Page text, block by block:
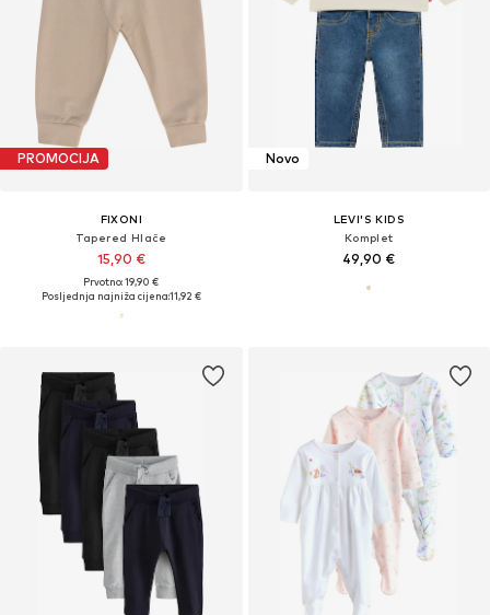
PROMOCIJA
FIXONI
Tapered Hlače
15,90 €
Prvotno: 19,90 €
Posljednja najniža cijena:11,92 €
Novo
LEVI'S KIDS
Komplet
49,90 €